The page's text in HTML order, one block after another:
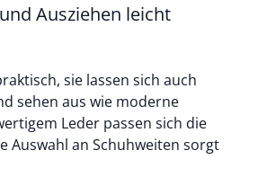
Ausziehen leicht
sie lassen sich auch
sehen aus wie moderne
Leder passen sich die
Auswahl an Schuhweiten sorgt